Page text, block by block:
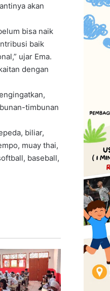
akan
bisa naik
baik
ujar Ema.
dengan
timbunan
biliar,
muay thai,
baseball,